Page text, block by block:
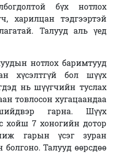
бүх нотлох
харилцан тэдгээртэй
Талууд аль үед
нотлох баримтууд
хүсэлтгүй бол шүүх
нь шүүгчийн туслах
товлосон хугацаандаа
гарна. Шүүх
хойш 7 хоногийн дотор
гарын үсэг зуран
Талууд өөрсдөө